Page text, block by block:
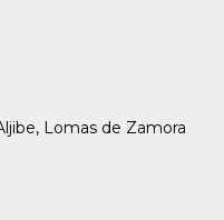
Lomas de Zamora